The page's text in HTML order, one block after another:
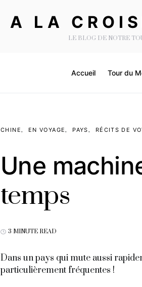
A LA
LE BLOG DE NOTRE
Accueil Tour du
CHINE EN VOYAGE PAYS RÉCITS DE
Une
temps
3 MINUTE READ
Dans un pays qui mute aussi
particulièrement fréquentes !